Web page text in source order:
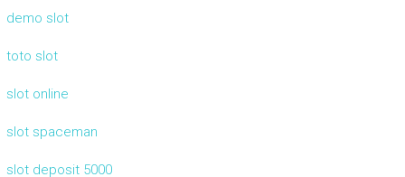
demo slot
toto slot
slot online
slot spaceman
slot deposit 5000